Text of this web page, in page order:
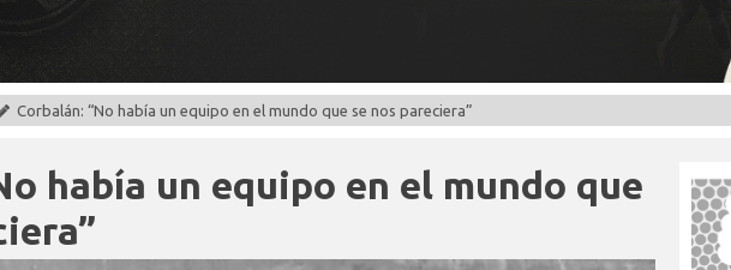
Corbalán: “No había un equipo en el mundo que se nos pareciera”
había un equipo en el mundo que